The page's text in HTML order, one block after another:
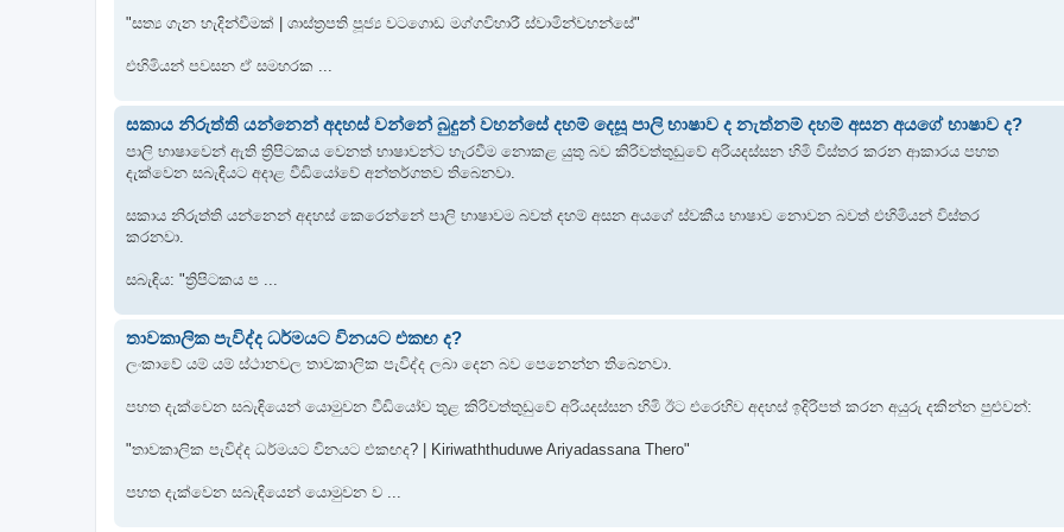
"සත්‍ය ගැන හැදින්වීමක් | ශාස්ත්‍රපති පූජ්‍ය වටගොඩ මග්ගවිහාරී ස්වාමින්වහන්සේ"
එහිමියන් පවසන ඒ සමහරක ...
සකාය නිරුත්ති යන්නෙන් අදහස් වන්නේ බුදුන් වහන්සේ දහම් දෙසූ පාලි භාෂාව ද නැත්නම් දහම් අසන අයගේ භාෂාව ද?
පාලි භාෂාවෙන් ඇති ත්‍රිපිටකය වෙනත් භාෂාවන්ට හැරවීම නොකළ යුතු බව කිරිවත්තුඩුවේ අරියදස්සන හිමි විස්තර කරන ආකාරය පහත
දැක්වෙන සබැඳියට අදාළ වීඩියෝවේ අන්තර්ගතව තිබෙනවා.
සකාය නිරුත්ති යන්නෙන් අදහස් කෙරෙන්නේ පාලි භාෂාවම බවත් දහම් අසන අයගේ ස්වකීය භාෂාව නොවන බවත් එහිමියන් විස්තර
කරනවා.
සබැඳිය: "ත්‍රිපිටකය ප ...
තාවකාලික පැවිද්ද ධර්මයට විනයට එකඟ ද?
ලංකාවේ යම් යම් ස්ථානවල තාවකාලික පැවිද්ද ලබා දෙන බව පෙනෙන්න තිබෙනවා.
පහත දැක්වෙන සබැඳියෙන් යොමුවන වීඩියෝව තුළ කිරිවත්තුඩුවේ අරියදස්සන හිමි ඊට එරෙහිව අදහස් ඉදිරිපත් කරන අයුරු දකින්න පුළුවන්:
"තාවකාලික පැවිද්ද ධර්මයට විනයට එකඟද? | Kiriwaththuduwe Ariyadassana Thero"
පහත දැක්වෙන සබැඳියෙන් යොමුවන ව ...